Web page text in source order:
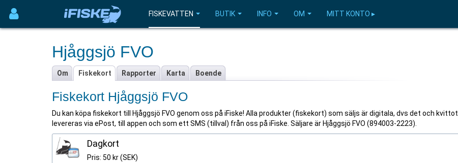
FISKEVATTEN BUTIK INFO OM MITT KONTO ▸
Hjåggsjö FVO
Om Fiskekort Rapporter Karta Boende
Fiskekort Hjåggsjö FVO
Du kan köpa fiskekort till Hjåggsjö FVO genom oss på iFiske! Alla produkter (fiskekort) som säljs är digitala, dvs det och kvittot
levereras via ePost, till appen och som ett SMS (tillval) från oss på iFiske. Säljare är Hjåggsjö FVO (894003-2223).
Dagkort
Pris: 50 kr (SEK)